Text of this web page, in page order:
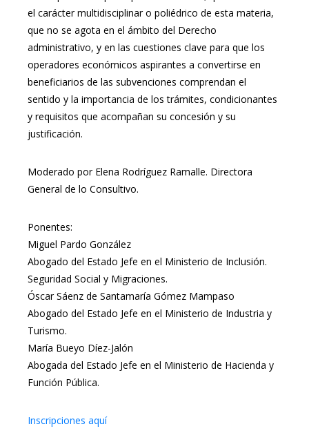
el carácter multidisciplinar o poliédrico de esta materia,
que no se agota en el ámbito del Derecho
administrativo, y en las cuestiones clave para que los
operadores económicos aspirantes a convertirse en
beneficiarios de las subvenciones comprendan el
sentido y la importancia de los trámites, condicionantes
y requisitos que acompañan su concesión y su
justificación.
Moderado por Elena Rodríguez Ramalle. Directora
General de lo Consultivo.
Ponentes:
Miguel Pardo González
Abogado del Estado Jefe en el Ministerio de Inclusión.
Seguridad Social y Migraciones.
Óscar Sáenz de Santamaría Gómez Mampaso
Abogado del Estado Jefe en el Ministerio de Industria y
Turismo.
María Bueyo Díez-Jalón
Abogada del Estado Jefe en el Ministerio de Hacienda y
Función Pública.
Inscripciones aquí